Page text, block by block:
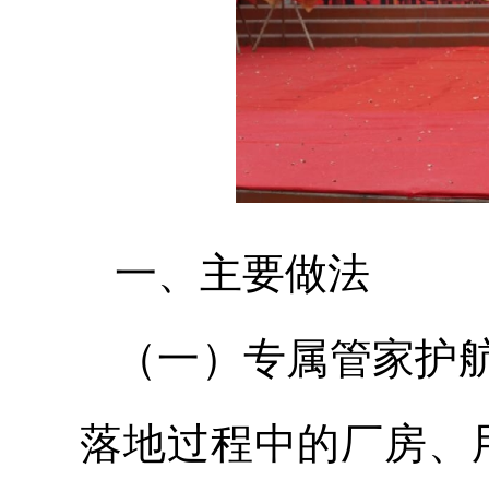
一、主要做法
（一）专属管家
落地过程中的厂房、